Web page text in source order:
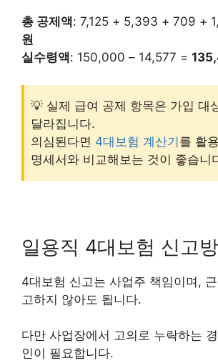
총 공제액: 7,125 + 5,393 + 709 +
원
실수령액: 150,000 – 14,577 =
💡 실제 급여 공제 항목은 가입 대
달라집니다.
의심된다면 4대보험 계산기를 활
명세서와 비교해보는 것이 좋습니
일용직 4대보험 신고
4대보험 신고는 사업주 책임이며,
고하지 않아도 됩니다.
다만 사업장에서 고의로 누락하는
인이 필요합니다.